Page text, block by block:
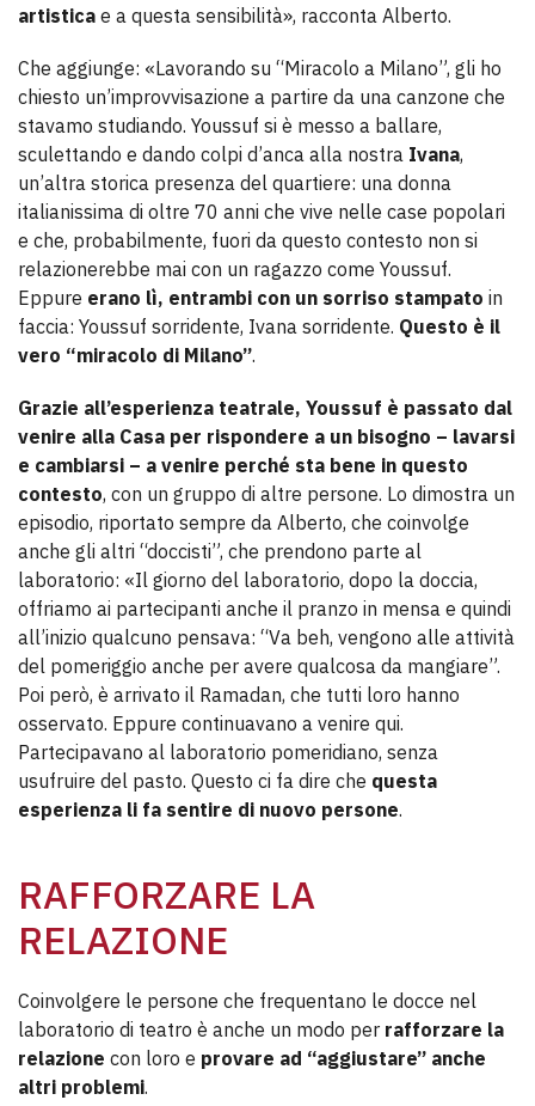
artistica e a questa sensibilità», racconta Alberto.
Che aggiunge: «Lavorando su “Miracolo a Milano”, gli ho
chiesto un’improvvisazione a partire da una canzone che
stavamo studiando. Youssuf si è messo a ballare,
sculettando e dando colpi d’anca alla nostra Ivana,
un’altra storica presenza del quartiere: una donna
italianissima di oltre 70 anni che vive nelle case popolari
e che, probabilmente, fuori da questo contesto non si
relazionerebbe mai con un ragazzo come Youssuf.
Eppure erano lì, entrambi con un sorriso stampato in
faccia: Youssuf sorridente, Ivana sorridente. Questo è il
vero “miracolo di Milano”.
Grazie all’esperienza teatrale, Youssuf è passato dal
venire alla Casa per rispondere a un bisogno – lavarsi
e cambiarsi – a venire perché sta bene in questo
contesto, con un gruppo di altre persone. Lo dimostra un
episodio, riportato sempre da Alberto, che coinvolge
anche gli altri “doccisti”, che prendono parte al
laboratorio: «Il giorno del laboratorio, dopo la doccia,
offriamo ai partecipanti anche il pranzo in mensa e quindi
all’inizio qualcuno pensava: “Va beh, vengono alle attività
del pomeriggio anche per avere qualcosa da mangiare”.
Poi però, è arrivato il Ramadan, che tutti loro hanno
osservato. Eppure continuavano a venire qui.
Partecipavano al laboratorio pomeridiano, senza
usufruire del pasto. Questo ci fa dire che questa
esperienza li fa sentire di nuovo persone.
RAFFORZARE LA
RELAZIONE
Coinvolgere le persone che frequentano le docce nel
laboratorio di teatro è anche un modo per rafforzare la
relazione con loro e provare ad “aggiustare” anche
altri problemi.